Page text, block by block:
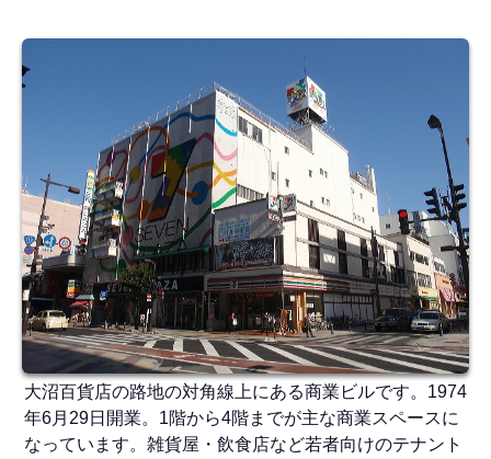
大沼百貨店の路地の対角線上にある商業ビルです。1974
年6月29日開業。1階から4階までが主な商業スペースに
なっています。雑貨屋・飲食店など若者向けのテナント